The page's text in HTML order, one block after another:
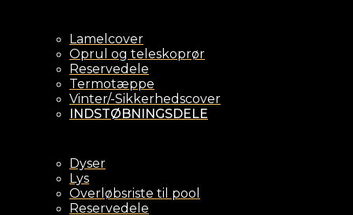
Lamelcover
Oprul og teleskoprør
Reservedele
Termotæppe
Vinter/-Sikkerhedscover
INDSTØBNINGSDELE
Dyser
Lys
Overløbsriste til pool
Reservedele